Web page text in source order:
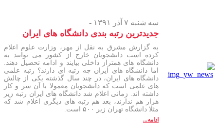
سه شنبه ۷ آذر ۱۳۹۱ -
جدیدترین رتبه بندی دانشگاه های ایران
به گزارش مشرق به نقل از مهر، وزارت علوم اعلام
کرده است دانشجویان خارج از کشور می توانند به
دانشگاه های همتراز داخلی بیایند و ادامه تحصیل دهند.
اما دانشگاه های ایران چه رتبه ای دارند؟ رتبه علمی
دانشگاه های ایران، در چند سال گذشته یکی از چالش
های علمی است که دانشجویان معمولا با آن سر و کار
داشته اند. زمانی اعلام شد دانشگاه های ایران رتبه زیر
هزار هم ندارند، بعد هم رتبه های دیگری اعلام شد که
مثلا دانشگاه تهران زیر ۵۰۰ است.
ادامه...